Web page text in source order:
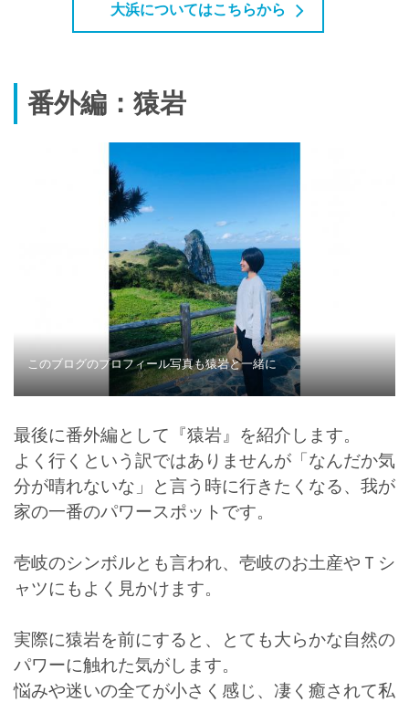
大浜についてはこちらから
番外編：猿岩
このブログのプロフィール写真も猿岩と一緒に
最後に番外編として『猿岩』を紹介します。
よく行くという訳ではありませんが「なんだか気
分が晴れないな」と言う時に行きたくなる、我が
家の一番のパワースポットです。
壱岐のシンボルとも言われ、壱岐のお土産やＴシ
ャツにもよく見かけます。
実際に猿岩を前にすると、とても大らかな自然の
パワーに触れた気がします。
悩みや迷いの全てが小さく感じ、凄く癒されて私